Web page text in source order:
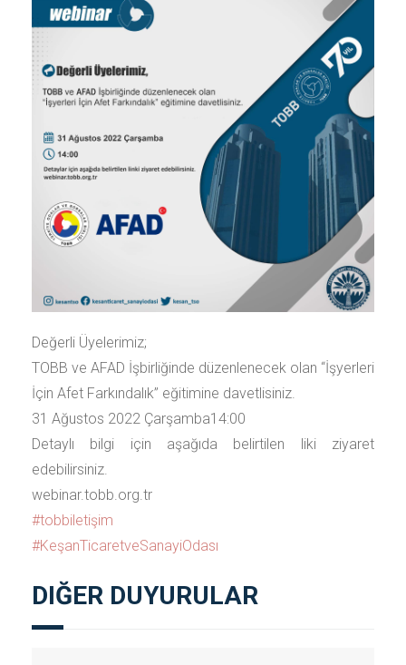
Değerli Üyelerimiz;
TOBB ve AFAD İşbirliğinde düzenlenecek olan “İşyerleri
İçin Afet Farkındalık” eğitimine davetlisiniz.
31 Ağustos 2022 Çarşamba14:00
Detaylı bilgi için aşağıda belirtilen liki ziyaret
edebilirsiniz.
webinar.tobb.org.tr
#tobbiletişim
#KeşanTicaretveSanayiOdası
DIĞER DUYURULAR